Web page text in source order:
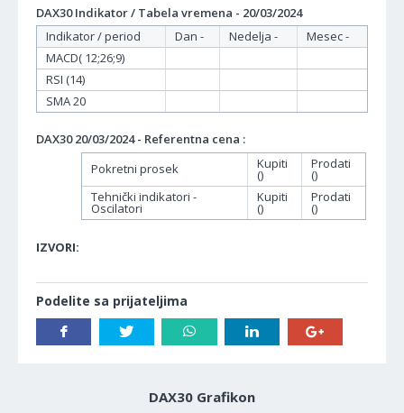
DAX30 Indikator / Tabela vremena - 20/03/2024
Indikator / period
Dan - Nedelja -
Mesec -
MACD( 12;26;9)
RSI (14)
SMA 20
DAX30 20/03/2024 - Referentna cena :
Pokretni prosek
Kupiti
()
Prodati
()
Tehnički indikatori -
Oscilatori
Kupiti
()
Prodati
()
IZVORI:
Podelite sa prijateljima
DAX30 Grafikon